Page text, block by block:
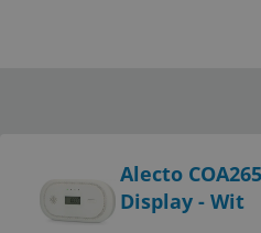
Alecto
Display - Wit